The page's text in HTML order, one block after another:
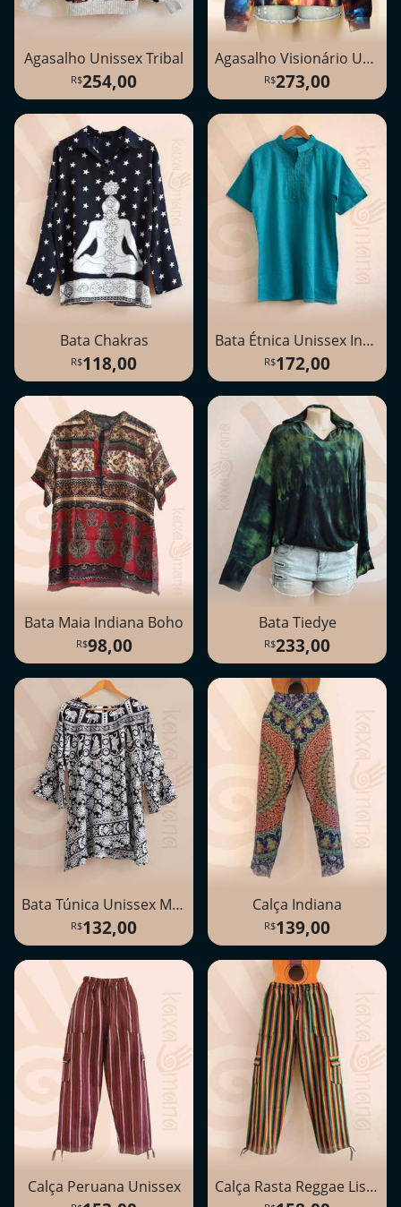
Agasalho Unissex Tribal
254,00
Agasalho Visionário Unissex Com Capuz
273,00
Bata Chakras
118,00
Bata Étnica Unissex Indiana
172,00
Bata Maia Indiana Boho
98,00
Bata Tiedye
233,00
Bata Túnica Unissex Mandala
132,00
Calça Indiana
139,00
Calça Peruana Unissex Calça Rasta Reggae Listrada Unissex